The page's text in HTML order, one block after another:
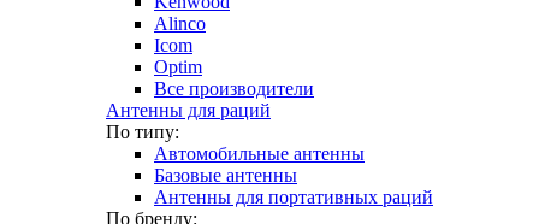
Alinco
Icom
Optim
Все производители
Антенны для раций
По типу:
Автомобильные антенны
Базовые антенны
Антенны для портативных раций
По бренду: